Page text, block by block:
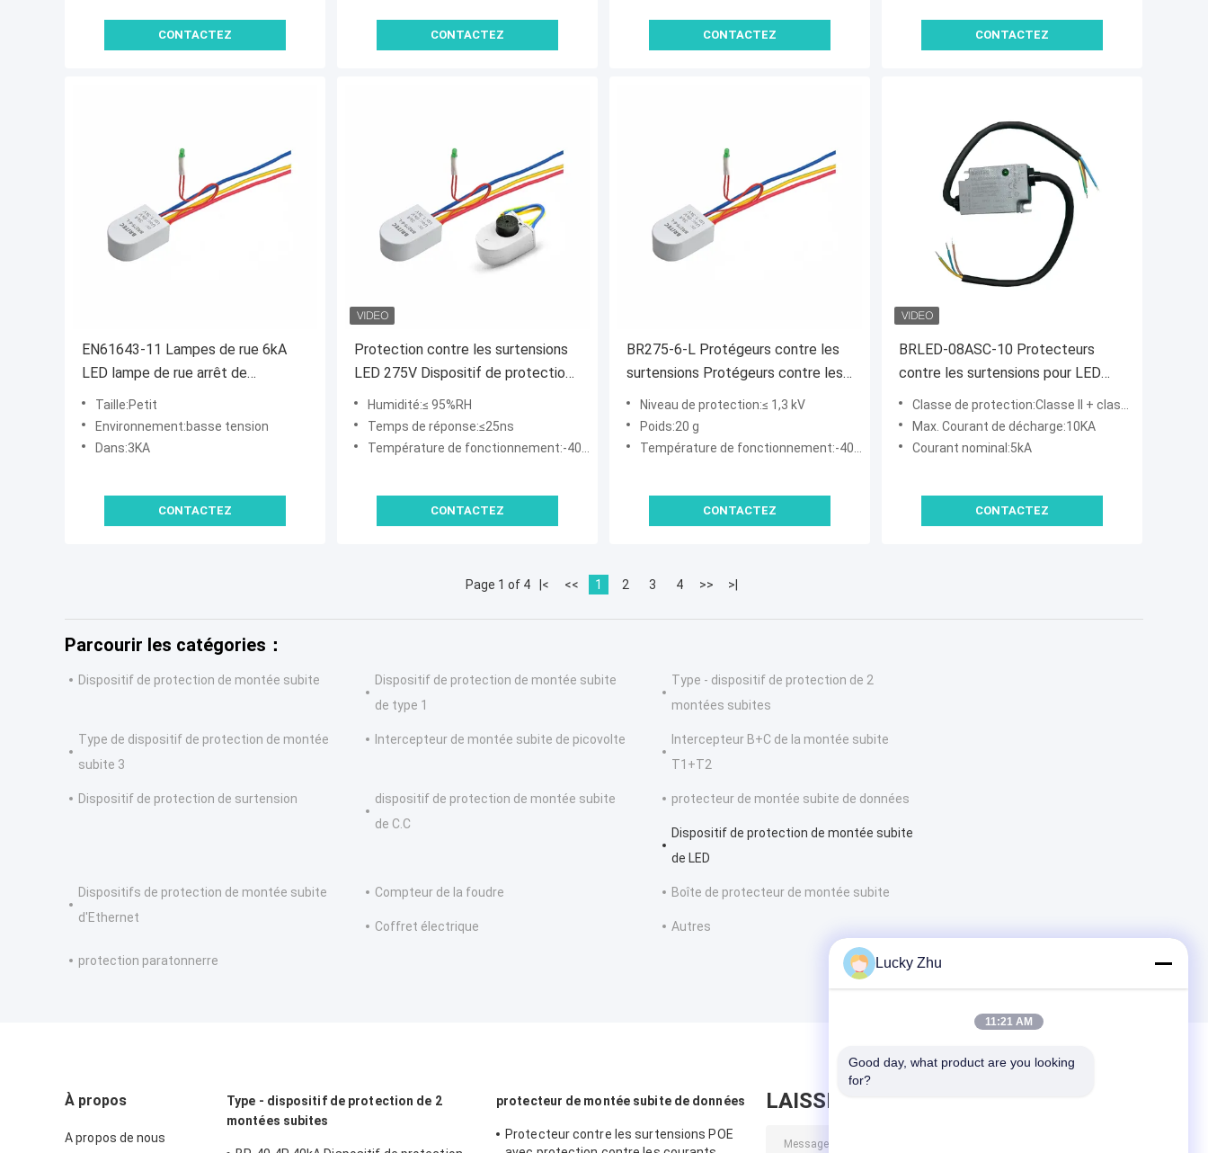
CONTACTEZ
SPD SPD pour LED Système de
CONTACTEZ CONTACTEZ CONTACTEZ
EN61643-11 Lampes de rue 6kA
LED lampe de rue arrêt de
surtension
Taille:Petit
Environnement:basse tension
Dans:3KA
CONTACTEZ
Protection contre les surtensions
LED 275V Dispositif de protection
des luminaires PROTECTION
contre les surtensions LED feux de
rue protection contre les pics de
Éclairage extérieur SPD
Humidité:≤ 95%RH
Temps de réponse:≤25ns
Température de fonctionnement:-40°C à +85°C
CONTACTEZ
BR275-6-L Protégeurs contre les
surtensions Protégeurs contre les
surtensions Appareils d'éclairage
Appareils d'éclairage de rue
Appareils de protection contre les
Niveau de protection:≤ 1,3 kV
Poids:20 g
Température de fonctionnement:-40°C à +85°C
CONTACTEZ
BRLED-08ASC-10 Protecteurs
contre les surtensions pour LED
Protection 10kv spd LED éclairage
extérieur 275v LED dispositif de
protection contre les surtensions
Classe de protection:Classe II + classe III
Max. Courant de décharge:10KA
Courant nominal:5kA
CONTACTEZ
Page 1 of 4 |< << 1 2 3 4 >> >|
Parcourir les catégories：
Dispositif de protection de montée subite
Dispositif de protection de montée subite
de type 1
Type - dispositif de protection de 2
montées subites
Type de dispositif de protection de montée
subite 3
Intercepteur de montée subite de picovolte
Intercepteur B+C de la montée subite
T1+T2
Dispositif de protection de surtension
dispositif de protection de montée subite
de C.C
protecteur de montée subite de données
Dispositif de protection de montée subite
de LED
Dispositifs de protection de montée subite
d'Ethernet
Compteur de la foudre Boîte de protecteur de montée subite
Coffret électrique Autres
protection paratonnerre
À propos
A propos de nous
Type - dispositif de protection de 2
montées subites
protecteur de montée subite de données
Protecteur contre les surtensions POE
LAISSEZ UN MESSAGE
Lucky Zhu
11:21 AM
Good day, what product are you looking
for?